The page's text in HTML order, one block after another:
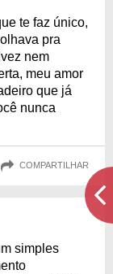
te faz único,
pra
nem
meu amor
que já
nunca
COMPARTILHAR
simples